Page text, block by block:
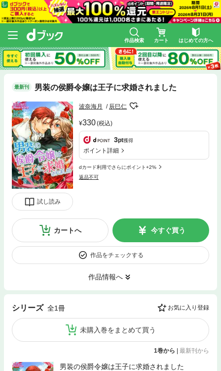
作品検索 カート はじめての方へ
最新刊 男装の侯爵令嬢は王子に求婚されました
試し読み
波奈海月 辰巳仁
330(税込)
3pt獲得
ポイント詳細
dカード利用でさらにポイント+2%
返品不可
カートへ 今すぐ買う
作品をチェックする
作品情報へ
シリーズ 全1冊 お気に入り登録
未購入巻をまとめて買う
1巻から | 最新刊から
男装の侯爵令嬢は王子に求婚されました